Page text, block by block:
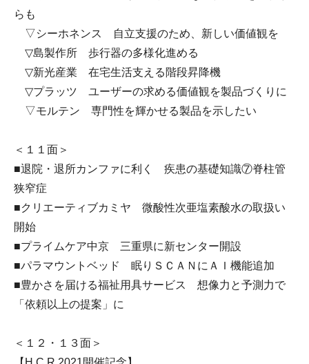
らも
▽シーホネンス 自立支援のため、新しい価値観を
▽島製作所 歩行器の多様化進める
▽新光産業 在宅生活支える階段昇降機
▽プラッツ ユーザーの求める価値観を製品づくりに
▽モルテン 専門性を輝かせる製品を示したい
＜１１面＞
■退院・退所カンファに利く 疾患の基礎知識⑦脊柱管
狭窄症
■クリエーティブカミヤ 微酸性次亜塩素酸水の取扱い
開始
■プライムケア中京 三重県に新センター開設
■パラマウントベッド 眠りＳＣＡＮにＡＩ機能追加
■豊かさを届ける福祉用具サービス 想像力と予測力で
「依頼以上の提案」に
＜１２・１３面＞